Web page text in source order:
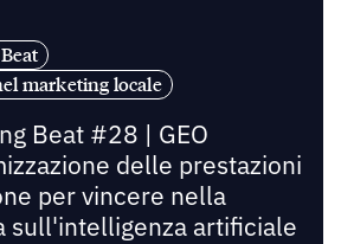
marketing locale
Beat #28 | GEO
delle prestazioni
per vincere nella
sull'intelligenza artificiale